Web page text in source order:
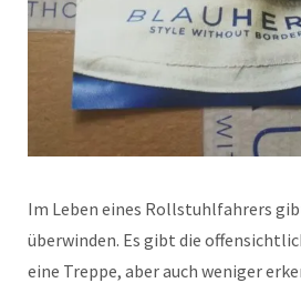
Im Leben eines Rollstuhlfahrers
überwinden. Es gibt die
eine Treppe, aber auch weniger